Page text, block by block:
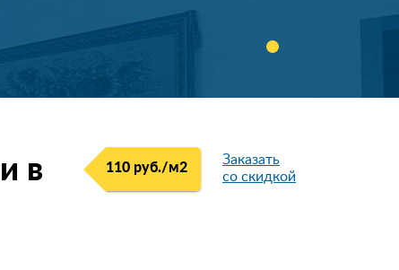
110 руб./м2
Заказать
со скидкой
в